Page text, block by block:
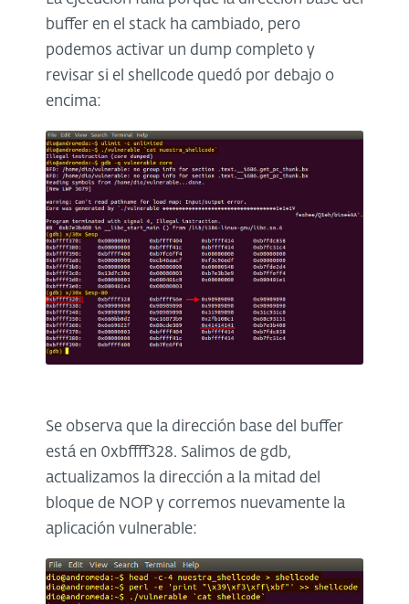
buffer en el stack ha cambiado, pero
podemos activar un dump completo y
revisar si el shellcode quedó por debajo o
encima:
Se observa que la dirección base del buffer
está en 0xbffff328. Salimos de gdb,
actualizamos la dirección a la mitad del
bloque de NOP y corremos nuevamente la
aplicación vulnerable: